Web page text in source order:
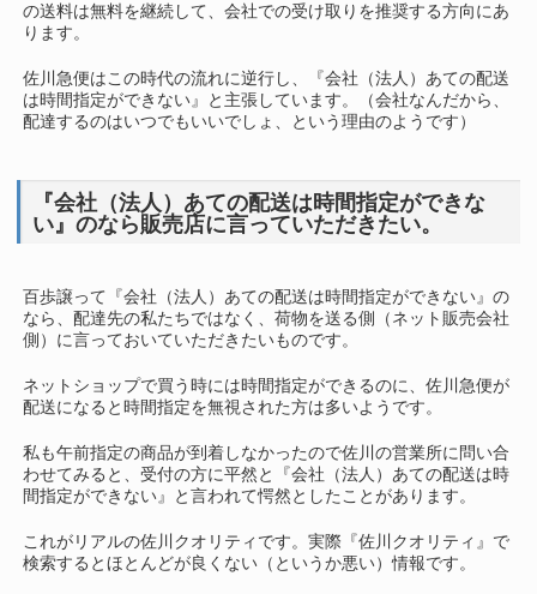
の送料は無料を継続して、会社での受け取りを推奨する方向にあ
ります。
佐川急便はこの時代の流れに逆行し、『会社（法人）あての配送
は時間指定ができない』と主張しています。（会社なんだから、
配達するのはいつでもいいでしょ、という理由のようです）
『会社（法人）あての配送は時間指定ができな
い』のなら販売店に言っていただきたい。
百歩譲って『会社（法人）あての配送は時間指定ができない』の
なら、配達先の私たちではなく、荷物を送る側（ネット販売会社
側）に言っておいていただきたいものです。
ネットショップで買う時には時間指定ができるのに、佐川急便が
配送になると時間指定を無視された方は多いようです。
私も午前指定の商品が到着しなかったので佐川の営業所に問い合
わせてみると、受付の方に平然と『会社（法人）あての配送は時
間指定ができない』と言われて愕然としたことがあります。
これがリアルの佐川クオリティです。実際『佐川クオリティ』で
検索するとほとんどが良くない（というか悪い）情報です。